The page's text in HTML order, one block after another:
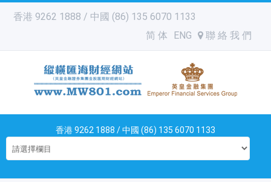
香港 9262 1888 / 中國 (86) 135 6070 1133
简 体
ENG 聯 絡 我 們
香港 9262 1888 / 中國 (86) 135 6070 1133